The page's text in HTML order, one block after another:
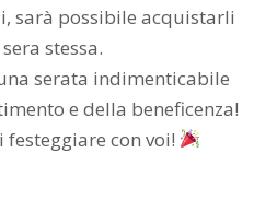
sarà possibile acquistarli
stessa.
serata indimenticabile
e della beneficenza!
festeggiare con voi!